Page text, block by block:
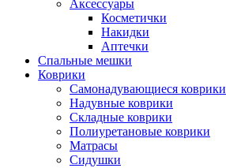
Аксессуары
Косметички
Накидки
Аптечки
Спальные мешки
Коврики
Самонадувающиеся коврики
Надувные коврики
Складные коврики
Полиуретановые коврики
Матрасы
Сидушки